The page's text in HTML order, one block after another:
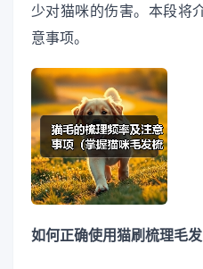
少对猫咪的伤害。本段将
意事项。
如何正确使用猫刷梳理毛发